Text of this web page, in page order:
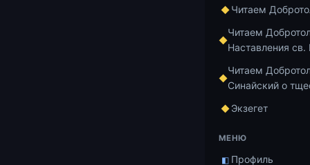
Читаем
Читаем
Наставления
Читаем
Синайский о
Экзегет
МЕНЮ
◧ Профиль
Оператор:
Монтаж:
Для
свящ.
ВКонтакте
Номер карты
для